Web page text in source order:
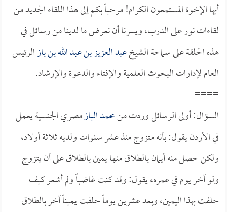
أيها الإخوة المستمعون الكرام! مرحباً بكم إلى هذا اللقاء الجديد من
لقاءات نور على الدرب، ويسرنا أن نعرض ما لدينا من رسائل في
هذه الحلقة على سماحة الشيخعبد العزيز بن عبد الله بن بازالرئيس
العام لإدارات البحوث العلمية والإفتاء والدعوة والإرشاد.
====
السؤال: أولى الرسائل وردت منمحمد البازمصري الجنسية يعمل
في الأردن يقول: بأنه متزوج منذ عشر سنوات ولديه ثلاثة أولاد،
ولكن حصل منه أيمان بالطلاق منها يمين بالطلاق على أن يتزوج
ولو آخر يوم في عمره، يقول: وقد كنت غاضباً ولم أشعر كيف
حلفت بهذا اليمين، وبعد عشرين يوماً حلفت يميناً آخر بالطلاق